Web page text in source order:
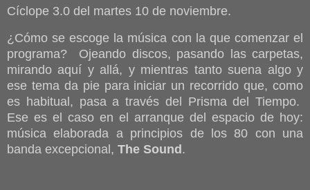
Cíclope 3.0 del martes 10 de noviembre.
¿Cómo se escoge la música con la que comenzar el
programa? Ojeando discos, pasando las carpetas,
mirando aquí y allá, y mientras tanto suena algo y
ese tema da pie para iniciar un recorrido que, como
es habitual, pasa a través del Prisma del Tiempo.
Ese es el caso en el arranque del espacio de hoy:
música elaborada a principios de los 80 con una
banda excepcional, The Sound .